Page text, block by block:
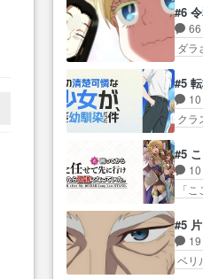
深
登場
タ…
で
節
ち回
が…
た一
ら…
す
いる
◯◯◯
し…
ん
ら下
イ
ぶあ
気…
生き
康
いた
#6
66
ダラ
じ
ット
う
の
い…
か
算
ン
どこ
ぎ…
を絶
#5
10
クラ
い
もち
し
相
じ…
し
ゴ
#5
10
「
ロ
奈
村ご
か
#5
19
ベリ